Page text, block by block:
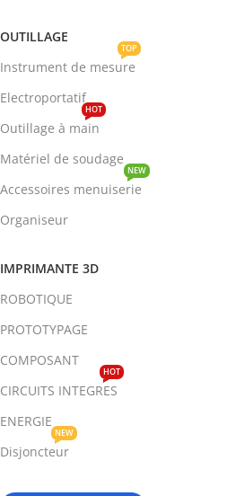
OUTILLAGE
Instrument de mesure
TOP
Electroportatif
Outillage à main
HOT
Matériel de soudage
Accessoires menuiserie
NEW
Organiseur
IMPRIMANTE 3D
ROBOTIQUE
PROTOTYPAGE
COMPOSANT
CIRCUITS INTEGRES
HOT
ENERGIE
Disjoncteur
NEW